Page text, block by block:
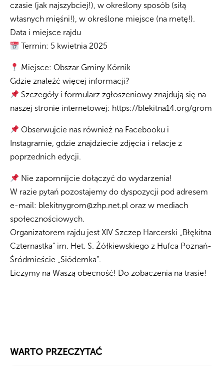
czasie (jak najszybciej!), w określony sposób (siłą
własnych mięśni!), w określone miejsce (na metę!).
Data i miejsce rajdu
Termin: 5 kwietnia 2025
Miejsce: Obszar Gminy Kórnik
Gdzie znaleźć więcej informacji?
Szczegóły i formularz zgłoszeniowy znajdują się na
naszej stronie internetowej: https://blekitna14.org/grom
Obserwujcie nas również na Facebooku i
Instagramie, gdzie znajdziecie zdjęcia i relacje z
poprzednich edycji.
Nie zapomnijcie dołączyć do wydarzenia!
W razie pytań pozostajemy do dyspozycji pod adresem
e-mail: blekitnygrom@zhp.net.pl oraz w mediach
społecznościowych.
Organizatorem rajdu jest XIV Szczep Harcerski „Błękitna
Czternastka” im. Het. S. Żółkiewskiego z Hufca Poznań-
Śródmieście „Siódemka”.
Liczymy na Waszą obecność! Do zobaczenia na trasie!
WARTO PRZECZYTAĆ